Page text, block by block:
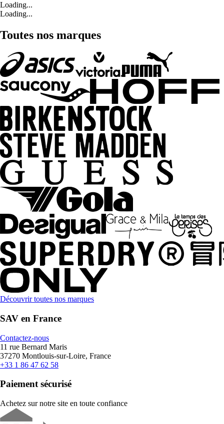
Loading...
Loading...
Toutes nos marques
Découvrir toutes nos marques
SAV en France
Contactez-nous
11 rue Bernard Maris
37270 Montlouis-sur-Loire, France
+33 1 86 47 62 58
Paiement sécurisé
Achetez sur notre site en toute confiance